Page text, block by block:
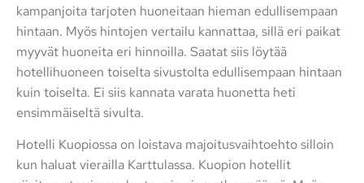
kampanjoita tarjoten huoneitaan hieman edullisempaan
hintaan. Myös hintojen vertailu kannattaa, sillä eri paikat
myyvät huoneita eri hinnoilla. Saatat siis löytää
hotellihuoneen toiselta sivustolta edullisempaan hintaan
kuin toiselta. Ei siis kannata varata huonetta heti
ensimmäiseltä sivulta.
Hotelli Kuopiossa on loistava majoitusvaihtoehto silloin
kun haluat vierailla Karttulassa. Kuopion hotellit